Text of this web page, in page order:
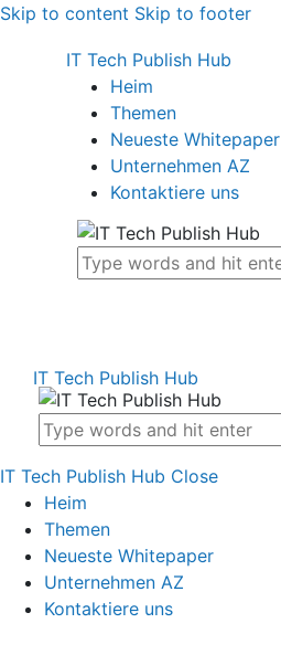
Skip to content Skip to footer
IT Tech Publish Hub
Heim
Themen
Neueste Whitepaper
Unternehmen AZ
Kontaktiere uns
IT Tech Publish Hub
IT Tech Publish Hub Close
Heim
Themen
Neueste Whitepaper
Unternehmen AZ
Kontaktiere uns